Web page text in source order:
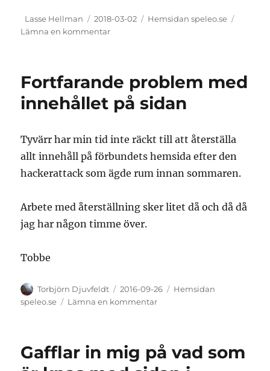
Författare
Lasse Hellman
Publicerat
den
2018-03-02 Kategorier
Hemsidan speleo.se
Lämna en kommentartill
liv
Fortfarande problem med
innehållet på sidan
Tyvärr har min tid inte räckt till att återställa
allt innehåll på förbundets hemsida efter den
hackerattack som ägde rum innan sommaren.
Arbete med återställning sker litet då och då då
jag har någon timme över.
Tobbe
Författare
Torbjörn Djuvfeldt
Publicerat
den
2016-09-26 Kategorier
Hemsidan
speleo.se
Lämna en kommentartill
innehållet
Gafflar in mig på vad som